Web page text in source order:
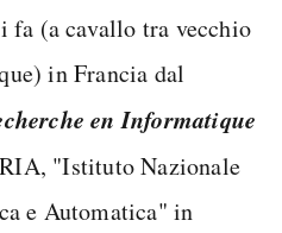
fa (a cavallo tra vecchio
in Francia dal
en Informatique
"Istituto Nazionale
e Automatica" in